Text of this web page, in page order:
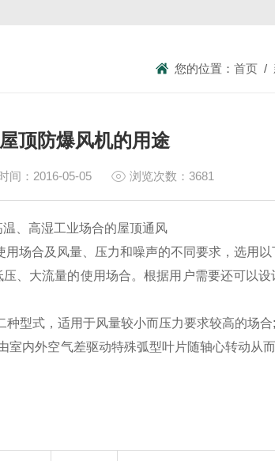
您的位置： 首页 /
屋顶防爆风机的用途
间：2016-05-05 浏览次数：3681
、高湿工业场合的屋顶通风
场合及风量、压力和噪声的不同要求，选用以
压、大流量的使用场合。根据用户需要还可以
种型式，适用于风量较小而压力要求较高的场合;
室内外空气差驱动特殊弧型叶片随轴心转动从